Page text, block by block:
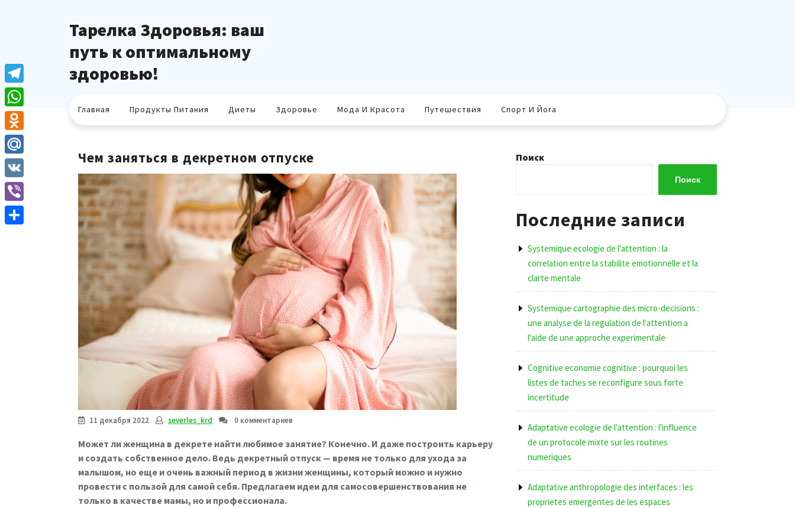
Тарелка Здоровья: ваш
путь к оптимальному
здоровью!
Главная Продукты Питания Диеты Здоровье Мода И Красота Путешествия Спорт И Йога
Чем заняться в декретном отпуске
11 декабря 2022 severles_krd 0 комментариев
Может ли женщина в декрете найти любимое занятие? Конечно. И даже построить карьеру
и создать собственное дело. Ведь декретный отпуск — время не только для ухода за
малышом, но еще и очень важный период в жизни женщины, который можно и нужно
провести с пользой для самой себя. Предлагаем идеи для самосовершенствования не
только в качестве мамы, но и профессионала.
Поиск
Поиск
Последние записи
Systemique ecologie de l'attention : la
correlation entre la stabilite emotionnelle et la
clarte mentale
Systemique cartographie des micro-decisions :
une analyse de la regulation de l'attention a
l'aide de une approche experimentale
Cognitive economie cognitive : pourquoi les
listes de taches se reconfigure sous forte
incertitude
Adaptative ecologie de l'attention : l'influence
de un protocole mixte sur les routines
numeriques
Adaptative anthropologie des interfaces : les
proprietes emergentes de les espaces
Telegram
WhatsApp
Odnoklassniki
Mail.Ru
VK
Viber